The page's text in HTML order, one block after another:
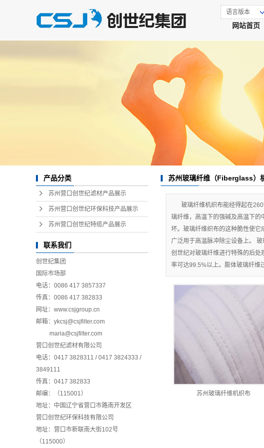
网站首页
语言版本
产品分类
苏州营口创世纪滤材产品展示
苏州营口创世纪环保科技产品展示
苏州营口创世纪特缆产品展示
联系我们
创世纪集团
国际市场部
电话：0086 417 3857337
传真：0086 417 382833
网址：www.csjgroup.cn
邮箱：ykcsj@csjfilter.com
maria@csjfilter.com
营口创世纪滤材有限公司
电话：0417 3828311 / 0417 3824333 /
3849111
传真：0417 382833
邮编：（115001）
地址：中国辽宁省营口市路南开发区
营口创世纪环保科技有限公司
地址：营口市新联南大街102号
（115000）
苏州玻璃纤维（Fiberglass）
玻璃纤维机织布能经得起在
璃纤维，高温下的强碱及高温下
坏。玻璃纤维织布的这种脆性使
广泛用于高温脉冲除尘设备上。
创世纪对玻璃纤维进行特殊的后
率可达99.5%以上。膨体玻璃纤维
苏州玻璃纤维机织布